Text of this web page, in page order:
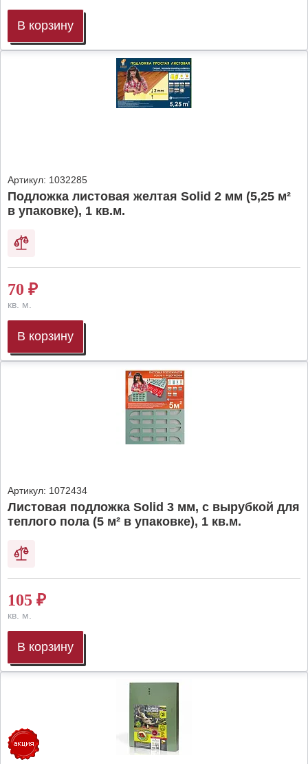
В корзину
Артикул: 1032285
Подложка листовая желтая Solid 2 мм (5,25 м²
в упаковке), 1 кв.м.
70 ₽
кв. м.
В корзину
Артикул: 1072434
Листовая подложка Solid 3 мм, с вырубкой для
теплого пола (5 м² в упаковке), 1 кв.м.
105 ₽
кв. м.
В корзину